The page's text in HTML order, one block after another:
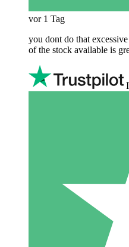
vor 1 Tag
you dont do that
of the stock available is